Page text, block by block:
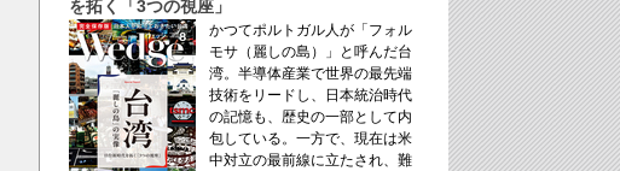
を拓く「3つの視座」
かつてポルトガル人が「フォル
モサ（麗しの島）」と呼んだ台
湾。半導体産業で世界の最先端
技術をリードし、日本統治時代
の記憶も、歴史の一部として内
包している。一方で、現在は米
中対立の最前線に立たされ、難